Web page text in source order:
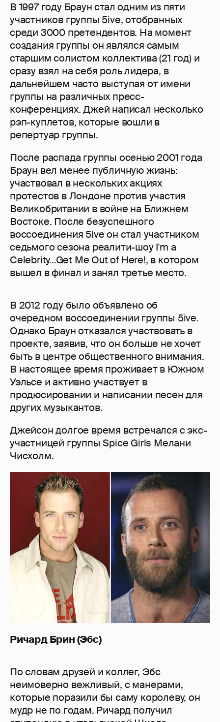
В 1997 году Браун стал одним из пяти
участников группы 5ive, отобранных
среди 3000 претендентов. На момент
создания группы он являлся самым
старшим солистом коллектива (21 год) и
сразу взял на себя роль лидера, в
дальнейшем часто выступая от имени
группы на различных пресс-
конференциях. Джей написал несколько
рэп-куплетов, которые вошли в
репертуар группы.
После распада группы осенью 2001 года
Браун вел менее публичную жизнь:
участвовал в нескольких акциях
протестов в Лондоне против участия
Великобритании в войне на Ближнем
Востоке. После безуспешного
воссоединения 5ive он стал участником
седьмого сезона реалити-шоу I'm a
Celebrity...Get Me Out of Here!, в котором
вышел в финал и занял третье место.
В 2012 году было объявлено об
очередном воссоединении группы 5ive.
Однако Браун отказался участвовать в
проекте, заявив, что он больше не хочет
быть в центре общественного внимания.
В настоящее время проживает в Южном
Уэльсе и активно участвует в
продюсировании и написании песен для
других музыкантов.
Джейсон долгое время встречался с экс-
участницей группы Spice Girls Мелани
Чисхолм.
Ричард Брин (Эбс)
По словам друзей и коллег, Эбс
неимоверно вежливый, с манерами,
которые поразили бы саму королеву, он
мудр не по годам. Ричард получил